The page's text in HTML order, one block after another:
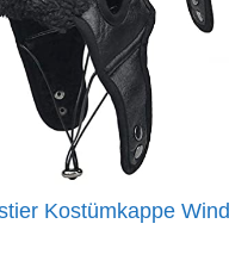
Kostümkappe